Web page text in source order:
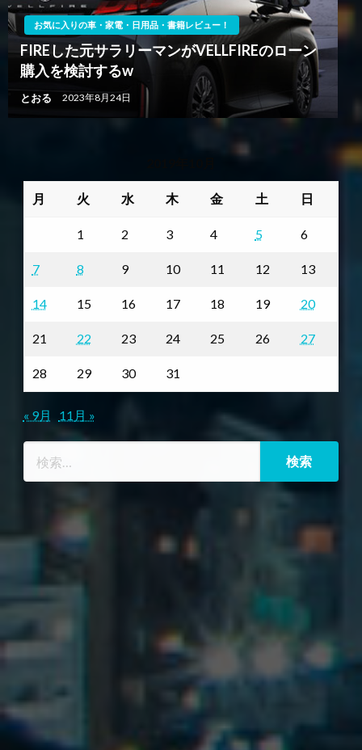
お気に入りの車・家電・日用品・書籍レビュー！
FIREした元サラリーマンがVELLFIREのローン
購入を検討するw
とおる 2023年8月24日
月 火 水 木 金 土 日
1 2 3 4 5 6
7 8 9 10 11 12 13
14 15 16 17 18 19 20
21 22 23 24 25 26 27
28 29 30 31
« 9月 11月 »